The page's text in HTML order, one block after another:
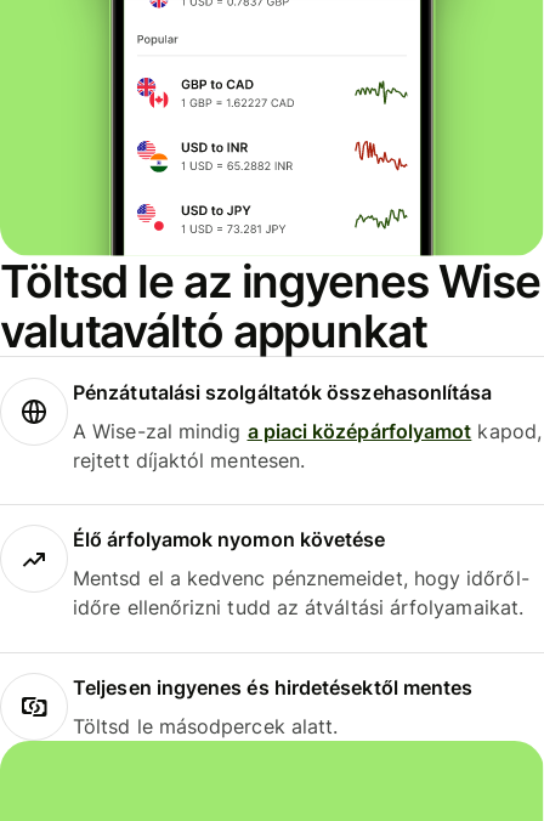
Töltsd le az ingyenes Wise
valutaváltó appunkat
Pénzátutalási szolgáltatók összehasonlítása
A Wise-zal mindig a piaci középárfolyamot kapod,
rejtett díjaktól mentesen.
Élő árfolyamok nyomon követése
Mentsd el a kedvenc pénznemeidet, hogy időről-
időre ellenőrizni tudd az átváltási árfolyamaikat.
Teljesen ingyenes és hirdetésektől mentes
Töltsd le másodpercek alatt.